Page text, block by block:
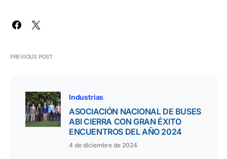
PREVIOUS POST
Industrias
ASOCIACIÓN NACIONAL DE BUSES
ABI CIERRA CON GRAN ÉXITO
ENCUENTROS DEL AÑO 2024
4 de diciembre de 2024